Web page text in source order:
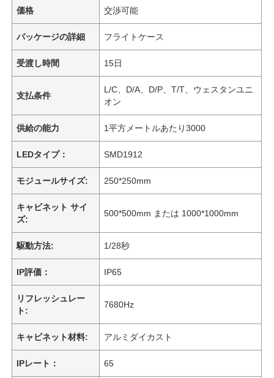
価格 交渉可能
パッケージの詳細 フライトケース
受渡し時間 15日
支払条件
L/C、D/A、D/P、T/T、ウェスタンユニ
オン
供給の能力 1平方メートルあたり3000
LEDタイプ： SMD1912
モジュールサイズ: 250*250mm
キャビネット サイ
ズ:
500*500mm または 1000*1000mm
駆動方法: 1/28秒
IP評価： IP65
リフレッシュレー
ト:
7680Hz
キャビネット材料: アルミダイカスト
IPレート： 65